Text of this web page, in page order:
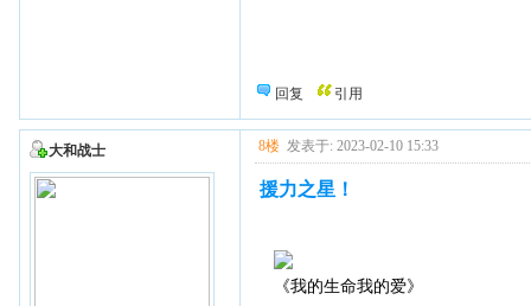
回复 引用
大和战士 8楼 发表于: 2023-02-10 15:33
援力之星！
《我的生命我的爱》